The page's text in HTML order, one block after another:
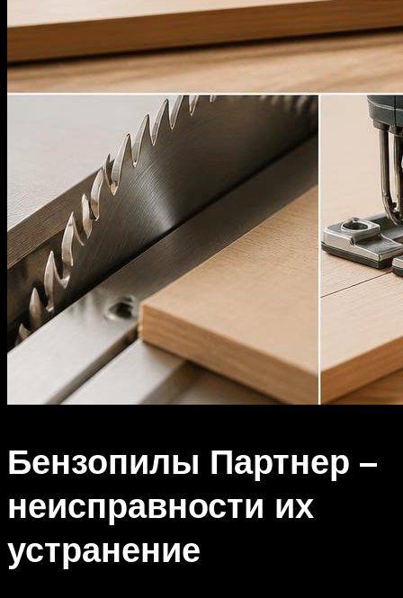
Бензопилы Партнер –
неисправности их
устранение